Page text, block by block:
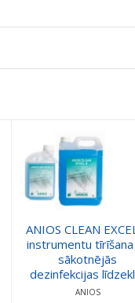
ANIOS CLEAN
instrumentu tīrīšana
sākotnējās
dezinfekcijas
ANIOS